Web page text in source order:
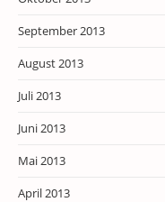
September 2013
August 2013
Juli 2013
Juni 2013
Mai 2013
April 2013